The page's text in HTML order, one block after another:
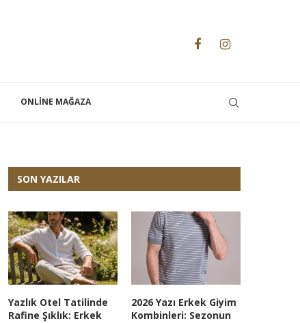
ONLINE MAĞAZA
SON YAZILAR
Yazlık Otel Tatilinde
Rafine Şıklık: Erkek
2026 Yazı Erkek Giyim
Kombinleri: Sezonun